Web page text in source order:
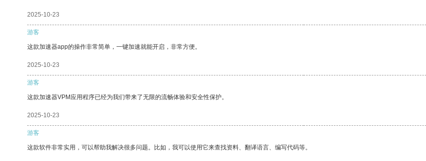
2025-10-23
游客
这款加速器app的操作非常简单，一键加速就能开启，非常方便。
2025-10-23
游客
这款加速器VPM应用程序已经为我们带来了无限的流畅体验和安全性保护。
2025-10-23
游客
这款软件非常实用，可以帮助我解决很多问题。比如，我可以使用它来查找资料、翻译语言、编写代码等。